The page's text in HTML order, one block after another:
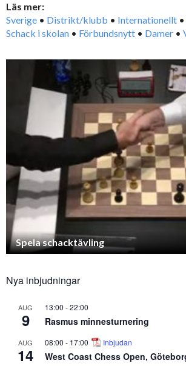
Läs mer:
Sverige • Distrikt/klubb • Internationellt •
Schack i skolan • Förbundsnytt • Damer •
Spela schacktävling
Nya inbjudningar
AUG
9
13:00 -22:00
Rasmus minnesturnering
AUG
14
08:00 - 17:00 Inbjudan
West Coast Chess Open,